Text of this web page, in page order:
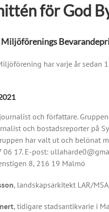
för God
har varje år sedan
och författare.
och bostadsreporter på
har valt ut och belönat
06 17. E-post:
8, 216 19 Malmö
, landskapsarkitekt LAR/
, tidigare stadsantikvarie i